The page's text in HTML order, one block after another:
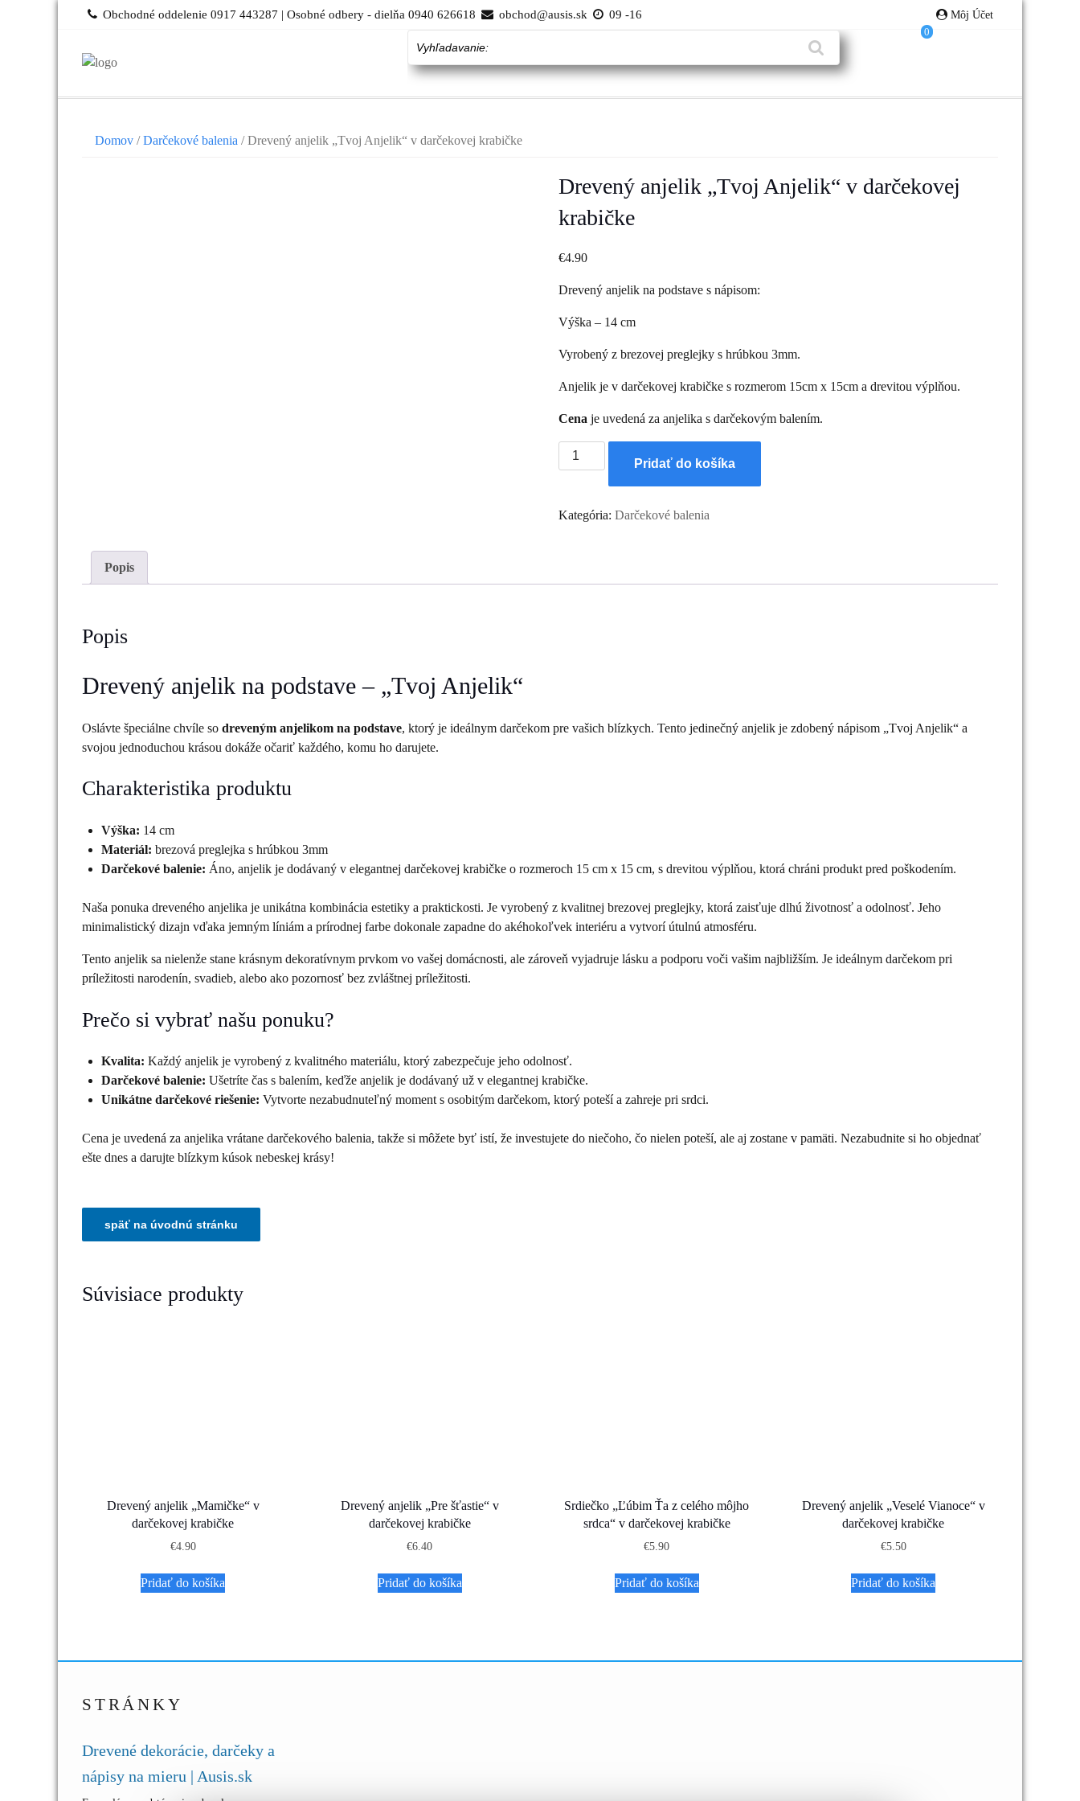
Obchodné oddelenie 0917 443287 | Osobné odbery - dielňa 0940 626618 obchod@ausis.sk 09 -16 Môj Účet
0
Domov /Darčekové balenia / Drevený anjelik „Tvoj Anjelik“ v darčekovej krabičke
Drevený anjelik „Tvoj Anjelik“ v darčekovej
krabičke
€4.90
Drevený anjelik na podstave s nápisom:
Výška – 14 cm
Vyrobený z brezovej preglejky s hrúbkou 3mm.
Anjelik je v darčekovej krabičke s rozmerom 15cm x 15cm a drevitou výplňou.
Cena je uvedená za anjelika s darčekovým balením.
množstvo
Drevený
„Tvoj
krabičke
Pridať do košíka
Kategória: Darčekové balenia
Popis
Popis
Drevený anjelik na podstave – „Tvoj Anjelik“
Oslávte špeciálne chvíle so dreveným anjelikom na podstave, ktorý je ideálnym darčekom pre vašich blízkych. Tento jedinečný anjelik je zdobený nápisom „Tvoj Anjelik“ a
svojou jednoduchou krásou dokáže očariť každého, komu ho darujete.
Charakteristika produktu
Výška: 14 cm
Materiál: brezová preglejka s hrúbkou 3mm
Darčekové balenie: Áno, anjelik je dodávaný v elegantnej darčekovej krabičke o rozmeroch 15 cm x 15 cm, s drevitou výplňou, ktorá chráni produkt pred poškodením.
Naša ponuka dreveného anjelika je unikátna kombinácia estetiky a praktickosti. Je vyrobený z kvalitnej brezovej preglejky, ktorá zaisťuje dlhú životnosť a odolnosť. Jeho
minimalistický dizajn vďaka jemným líniám a prírodnej farbe dokonale zapadne do akéhokoľvek interiéru a vytvorí útulnú atmosféru.
Tento anjelik sa nielenže stane krásnym dekoratívnym prvkom vo vašej domácnosti, ale zároveň vyjadruje lásku a podporu voči vašim najbližším. Je ideálnym darčekom pri
príležitosti narodenín, svadieb, alebo ako pozornosť bez zvláštnej príležitosti.
Prečo si vybrať našu ponuku?
Kvalita: Každý anjelik je vyrobený z kvalitného materiálu, ktorý zabezpečuje jeho odolnosť.
Darčekové balenie: Ušetríte čas s balením, keďže anjelik je dodávaný už v elegantnej krabičke.
Unikátne darčekové riešenie: Vytvorte nezabudnuteľný moment s osobitým darčekom, ktorý poteší a zahreje pri srdci.
Cena je uvedená za anjelika vrátane darčekového balenia, takže si môžete byť istí, že investujete do niečoho, čo nielen poteší, ale aj zostane v pamäti. Nezabudnite si ho objednať
ešte dnes a darujte blízkym kúsok nebeskej krásy!
Súvisiace produkty
Drevený anjelik „Mamičke“ v
darčekovej krabičke
€4.90
Pridať do košíka
Drevený anjelik „Pre šťastie“ v
darčekovej krabičke
€6.40
Pridať do košíka
Srdiečko „Ľúbim Ťa z celého môjho
srdca“ v darčekovej krabičke
€5.90
Pridať do košíka
Drevený anjelik „Veselé Vianoce“ v
darčekovej krabičke
€5.50
Pridať do košíka
STRÁNKY
Drevené dekorácie, darčeky a
nápisy na mieru | Ausis.sk